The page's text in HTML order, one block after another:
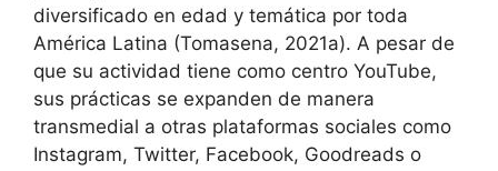
diversificado en edad y temática por toda
América Latina (Tomasena, 2021a). A pesar de
que su actividad tiene como centro YouTube,
sus prácticas se expanden de manera
transmedial a otras plataformas sociales como
Instagram, Twitter, Facebook, Goodreads o